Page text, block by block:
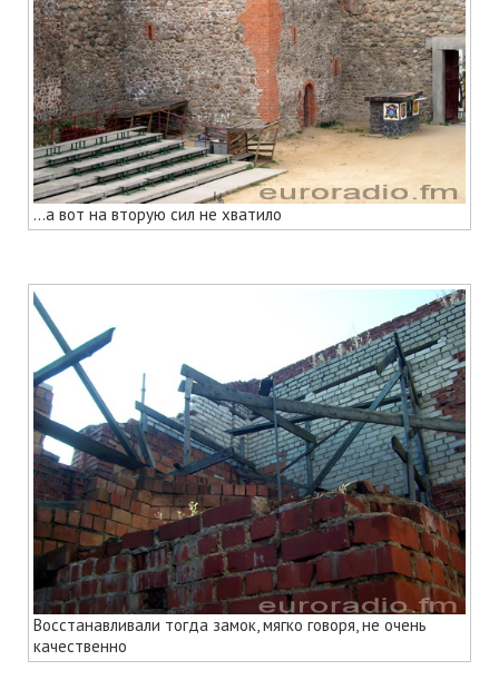
...а вот на вторую сил не хватило
Восстанавливали тогда замок, мягко говоря, не очень
качественно